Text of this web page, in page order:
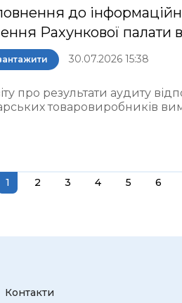
до
Рахункової палати
30.07.2026 15:38
про результати аудиту
товаровиробників
1 2 3 4 5 6
Контакти